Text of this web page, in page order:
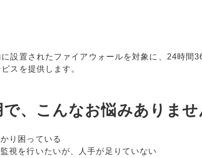
設置されたファイアウォールを対象に、24時間
スを提供します。
、こんなお悩みありませ
り困っている
視を行いたいが、人手が足りていない